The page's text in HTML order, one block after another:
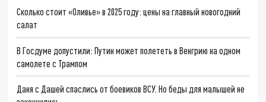
Сколько стоит «Оливье» в 2025 году: цены на главный новогодний
салат
В Госдуме допустили: Путин может полететь в Венгрию на одном
самолете с Трампом
Даня с Дашей спаслись от боевиков ВСУ. Но беды для малышей не